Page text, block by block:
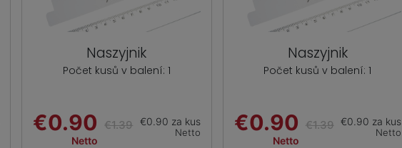
Naszyjnik
Počet kusů v balení: 1
€0.90
Netto
€1.39 €0.90 za kus
Netto
Naszyjnik
Počet kusů v balení: 1
€0.90
Netto
€1.39 €0.90 za kus
Netto